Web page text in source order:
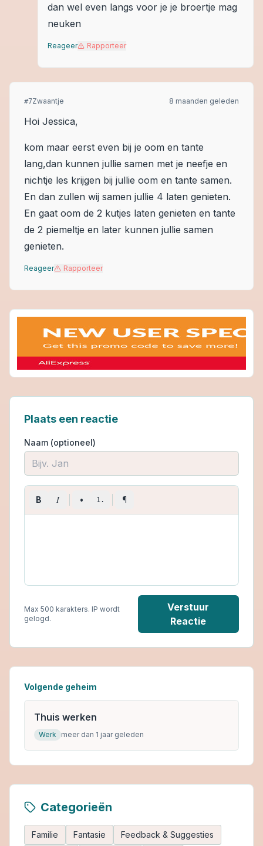
dan wel even langs voor je je broertje mag
neuken
Reageer Rapporteer
#7Zwaantje 8 maanden geleden
Hoi Jessica,
kom maar eerst even bij je oom en tante
lang,dan kunnen jullie samen met je neefje en
nichtje les krijgen bij jullie oom en tante samen.
En dan zullen wij samen jullie 4 laten genieten.
En gaat oom de 2 kutjes laten genieten en tante
de 2 piemeltje en later kunnen jullie samen
genieten.
Reageer Rapporteer
Plaats een reactie
Naam (optioneel)
B I • 1. ¶
Max 500 karakters. IP wordt
gelogd.
Verstuur
Reactie
Volgende geheim
Thuis werken
Werk meer dan 1 jaar geleden
Categorieën
Familie Fantasie
Feedback & Suggesties